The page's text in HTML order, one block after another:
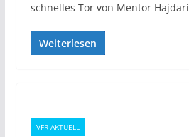
schnelles Tor von Mentor Hajdari
Weiterlesen
VFR AKTUELL